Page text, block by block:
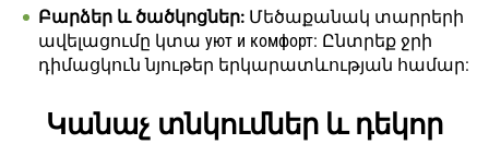
Բարձեր և ծածկոցներ: Մեծաքանակ տարրերի
ավելացումը կտա уют и комфорт: Ընտրեք ջրի
դիմացկուն նյութեր երկարատևության համար:
Կանաչ տնկումներ և դեկոր